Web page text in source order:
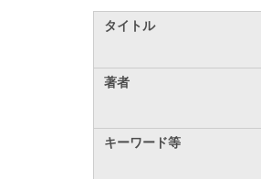
タイトル
著者
キーワード等